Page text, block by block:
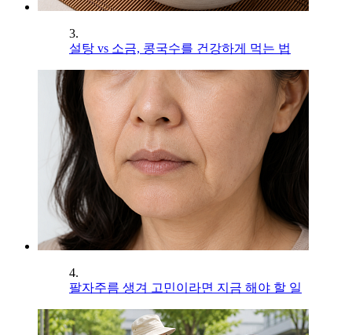
3.
설탕 vs 소금, 콩국수를 건강하게 먹는 법
4.
팔자주름 생겨 고민이라면 지금 해야 할 일